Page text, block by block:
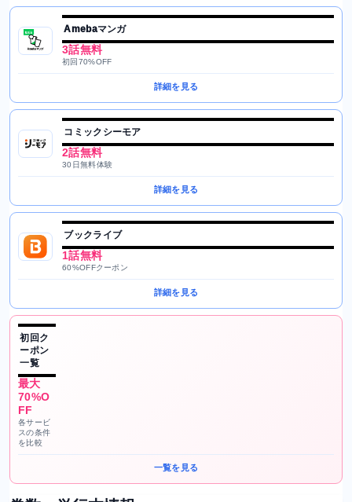
Amebaマンガ
3話無料
初回70%OFF
詳細を見る
コミックシーモア
2話無料
30日無料体験
詳細を見る
ブックライブ
1話無料
60%OFFクーポン
詳細を見る
初回ク
ーポン
一覧
最大
70%O
FF
各サービ
スの条件
を比較
一覧を見る